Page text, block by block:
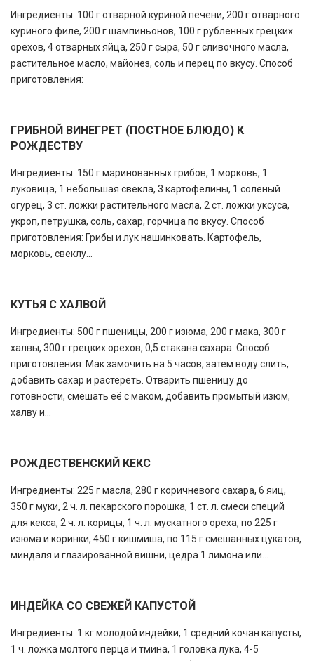
Ингредиенты: 100 г отварной куриной печени, 200 г отварного
куриного филе, 200 г шампиньонов, 100 г рубленных грецких
орехов, 4 отварных яйца, 250 г сыра, 50 г сливочного масла,
растительное масло, майонез, соль и перец по вкусу. Способ
приготовления:
ГРИБНОЙ ВИНЕГРЕТ (ПОСТНОЕ БЛЮДО) К
РОЖДЕСТВУ
Ингредиенты: 150 г маринованных грибов, 1 морковь, 1
луковица, 1 небольшая свекла, 3 картофелины, 1 соленый
огурец, 3 ст. ложки растительного масла, 2 ст. ложки уксуса,
укроп, петрушка, соль, сахар, горчица по вкусу. Способ
приготовления: Грибы и лук нашинковать. Картофель,
морковь, свеклу...
КУТЬЯ С ХАЛВОЙ
Ингредиенты: 500 г пшеницы, 200 г изюма, 200 г мака, 300 г
халвы, 300 г грецких орехов, 0,5 стакана сахара. Способ
приготовления: Мак замочить на 5 часов, затем воду слить,
добавить сахар и растереть. Отварить пшеницу до
готовности, смешать её с маком, добавить промытый изюм,
халву и...
РОЖДЕСТВЕНСКИЙ КЕКС
Ингредиенты: 225 г масла, 280 г коричневого сахара, 6 яиц,
350 г муки, 2 ч. л. пекарского порошка, 1 ст. л. смеси специй
для кекса, 2 ч. л. корицы, 1 ч. л. мускатного ореха, по 225 г
изюма и коринки, 450 г кишмиша, по 115 г смешанных цукатов,
миндаля и глазированной вишни, цедра 1 лимона или...
ИНДЕЙКА СО СВЕЖЕЙ КАПУСТОЙ
Ингредиенты: 1 кг молодой индейки, 1 средний кочан капусты,
1 ч. ложка молтого перца и тмина, 1 головка лука, 4-5